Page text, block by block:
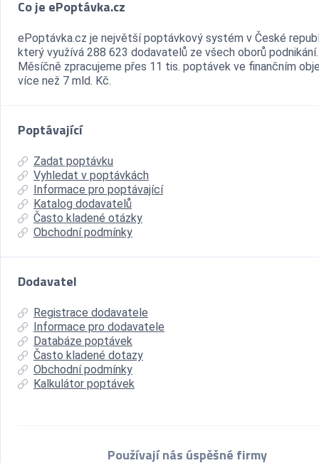
Co je ePoptávka.cz
ePoptávka.cz je největší poptávkový systém v České
který využívá 288 623 dodavatelů ze všech oborů podnikání.
Měsíčně zpracujeme přes 11 tis. poptávek ve finančním
více než 7 mld. Kč.
Poptávající
Zadat poptávku
Vyhledat v poptávkách
Informace pro poptávající
Katalog dodavatelů
Často kladené otázky
Obchodní podmínky
Dodavatel
Registrace dodavatele
Informace pro dodavatele
Databáze poptávek
Často kladené dotazy
Obchodní podmínky
Kalkulátor poptávek
Používají nás úspěšné firmy